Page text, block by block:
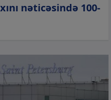
nəticəsində 100-